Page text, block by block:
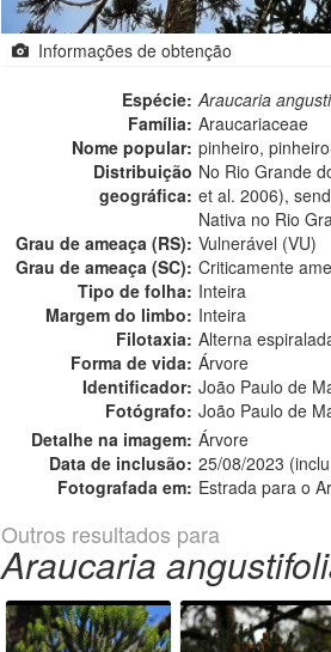
Informações de obtenção
Espécie: Araucaria
Família: Araucariaceae
Nome popular: pinheiro,
Distribuição
geográfica:
No Rio Grande
et al. 2006),
Nativa no Rio
Grau de ameaça (RS): Vulnerável (VU)
Grau de ameaça (SC): Criticamente
Tipo de folha: Inteira
Margem do limbo: Inteira
Filotaxia: Alterna
Forma de vida: Árvore
Identificador: João Paulo de
Fotógrafo: João Paulo de
Detalhe na imagem: Árvore
Data de inclusão: 25/08/2023
Fotografada em: Estrada para o
Outros resultados para
Araucaria